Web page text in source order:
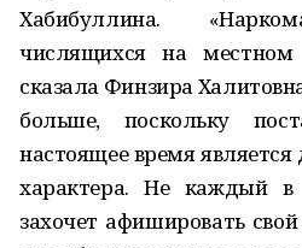
Хабибуллина.
числящихся на местном
сказала Финзира
больше, поскольку
настоящее время
характера. Не каждый в
захочет афишировать